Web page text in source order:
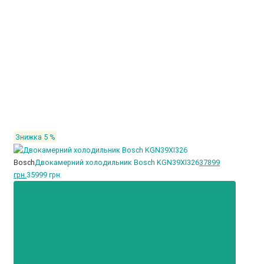
Знижка 5 %
BoschДвокамерний холодильник Bosch KGN39XI32637899
грн.35999 грн.